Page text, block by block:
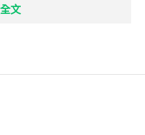
文